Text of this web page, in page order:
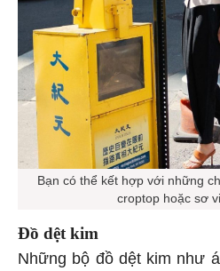
Bạn có thể kết hợp với những
croptop hoặc sơ
Đồ dệt kim
Những bộ đồ dệt kim như